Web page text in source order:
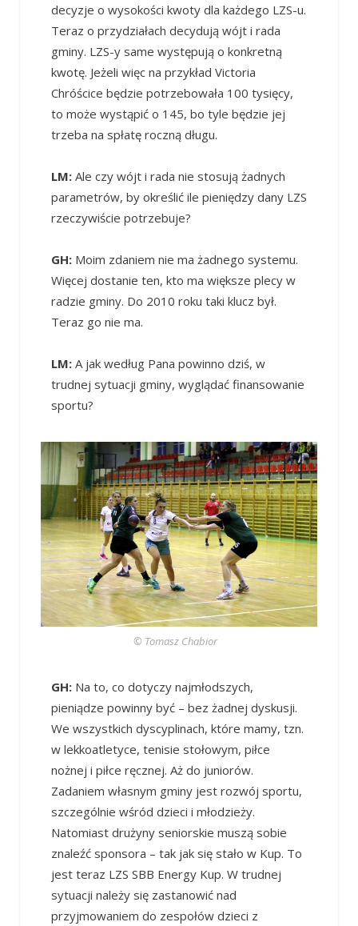
decyzje o wysokości kwoty dla każdego LZS-u.
Teraz o przydziałach decydują wójt i rada
gminy. LZS-y same występują o konkretną
kwotę. Jeżeli więc na przykład Victoria
Chróścice będzie potrzebowała 100 tysięcy,
to może wystąpić o 145, bo tyle będzie jej
trzeba na spłatę roczną długu.
LM:Ale czy wójt i rada nie stosują żadnych
parametrów, by określić ile pieniędzy dany LZS
rzeczywiście potrzebuje?
GH:Moim zdaniem nie ma żadnego systemu.
Więcej dostanie ten, kto ma większe plecy w
radzie gminy. Do 2010 roku taki klucz był.
Teraz go nie ma.
LM:A jak według Pana powinno dziś, w
trudnej sytuacji gminy, wyglądać finansowanie
sportu?
© Tomasz Chabior
GH:Na to, co dotyczy najmłodszych,
pieniądze powinny być – bez żadnej dyskusji.
We wszystkich dyscyplinach, które mamy, tzn.
w lekkoatletyce, tenisie stołowym, piłce
nożnej i piłce ręcznej. Aż do juniorów.
Zadaniem własnym gminy jest rozwój sportu,
szczególnie wśród dzieci i młodzieży.
Natomiast drużyny seniorskie muszą sobie
znaleźć sponsora – tak jak się stało w Kup. To
jest teraz LZS SBB Energy Kup. W trudnej
sytuacji należy się zastanowić nad
przyjmowaniem do zespołów dzieci z